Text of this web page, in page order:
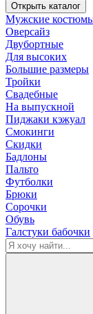
Открыть каталог
Мужские
Оверсайз
Двубортные
Для высоких
Большие размеры
Тройки
Свадебные
На выпускной
Пиджаки кэжуал
Смокинги
Скидки
Бадлоны
Пальто
Футболки
Брюки
Сорочки
Обувь
Галстуки бабочки